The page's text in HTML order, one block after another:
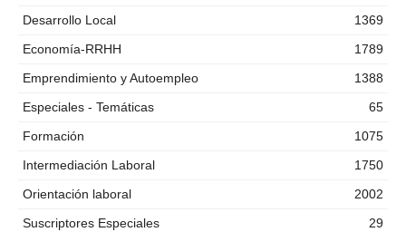
Desarrollo Local
1369
Economía-RRHH
1789
Emprendimiento y Autoempleo
1388
Especiales - Temáticas
65
Formación
1075
Intermediación Laboral
1750
Orientación laboral
2002
Suscriptores Especiales
29